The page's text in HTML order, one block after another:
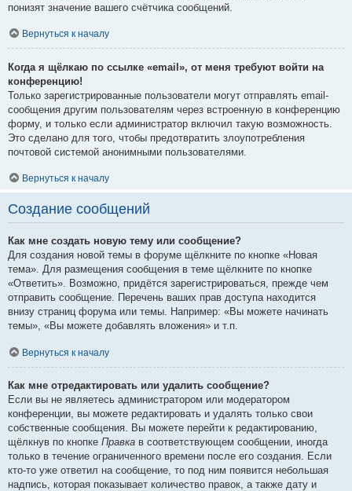
понизят значение вашего счётчика сообщений.
Вернуться к началу
Когда я щёлкаю по ссылке «email», от меня требуют войти на
конференцию!
Только зарегистрированные пользователи могут отправлять email-
сообщения другим пользователям через встроенную в конференцию
форму, и только если администратор включил такую возможность.
Это сделано для того, чтобы предотвратить злоупотребления
почтовой системой анонимными пользователями.
Вернуться к началу
Создание сообщений
Как мне создать новую тему или сообщение?
Для создания новой темы в форуме щёлкните по кнопке «Новая
тема». Для размещения сообщения в теме щёлкните по кнопке
«Ответить». Возможно, придётся зарегистрироваться, прежде чем
отправить сообщение. Перечень ваших прав доступа находится
внизу страниц форума или темы. Например: «Вы можете начинать
темы», «Вы можете добавлять вложения» и т.п.
Вернуться к началу
Как мне отредактировать или удалить сообщение?
Если вы не являетесь администратором или модератором
конференции, вы можете редактировать и удалять только свои
собственные сообщения. Вы можете перейти к редактированию,
щёлкнув по кнопке Правка в соответствующем сообщении, иногда
только в течение ограниченного времени после его создания. Если
кто-то уже ответил на сообщение, то под ним появится небольшая
надпись, которая показывает количество правок, а также дату и